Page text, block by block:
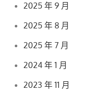
2025 年 9 月
2025 年 8 月
2025 年 7 月
2024 年 1 月
2023 年 11 月